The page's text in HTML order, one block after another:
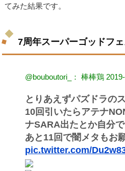
てみた結果です。
7周年スーパーゴッドフ
@bouboutori_： 棒棒鶏
とりあえずパズドラの
10回引いたらアテナ
ナSARA出たとか自分
あと11回で闇メタもお
pic.twitter.com/